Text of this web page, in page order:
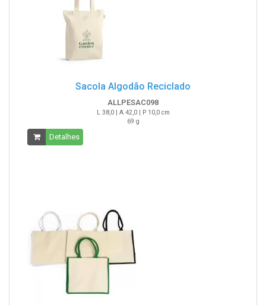
Sacola Algodão Reciclado
ALLPESAC098
L 38,0 | A 42,0 | P 10,0 cm
69 g
Detalhes